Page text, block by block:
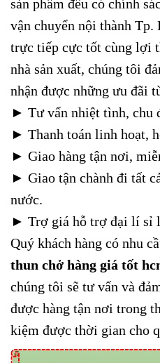
sản phẩm đều có chính
vận chuyển nội thành
trực tiếp cực tốt cùng lợi
nhà sản xuất, chúng tôi
nhận được những ưu đãi
► Tư vấn nhiệt tình, chu
► Thanh toán linh hoạt,
► Giao hàng tận nơi,
► Giao tận chành đi tất
nước.
► Trợ giá hỗ trợ đại lí sỉ
Quý khách hàng có nhu
thun chở hàng giá tốt
chúng tôi sẽ tư vấn và
được hàng tận nơi trong
kiệm được thời gian cho